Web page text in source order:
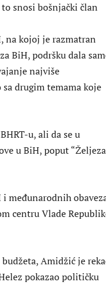
snosi bošnjački član
na kojoj je razmatran
BiH, podršku dala
najviše
drugim temama koje
u, ali da se u
u BiH, poput
međunarodnih
centru Vlade
Amidžić je
pokazao političku